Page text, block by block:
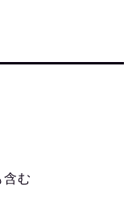
含む